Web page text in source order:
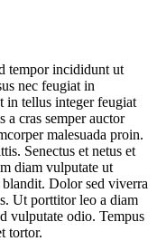
tempor incididunt ut
nec feugiat in
in tellus integer feugiat
a cras semper auctor
malesuada proin.
Senectus et netus et
diam vulputate ut
blandit. Dolor sed viverra
Ut porttitor leo a diam
vulputate odio. Tempus
tortor.